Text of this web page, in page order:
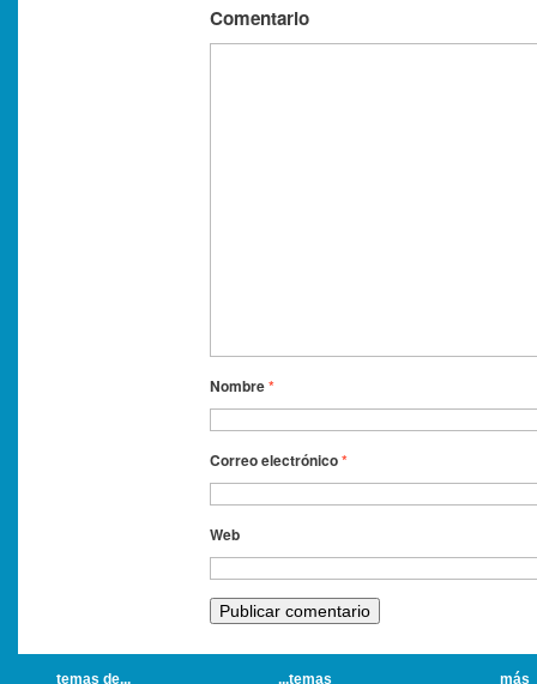
Comentario
Nombre*
Correo electrónico*
Web
temas de... ...temas más